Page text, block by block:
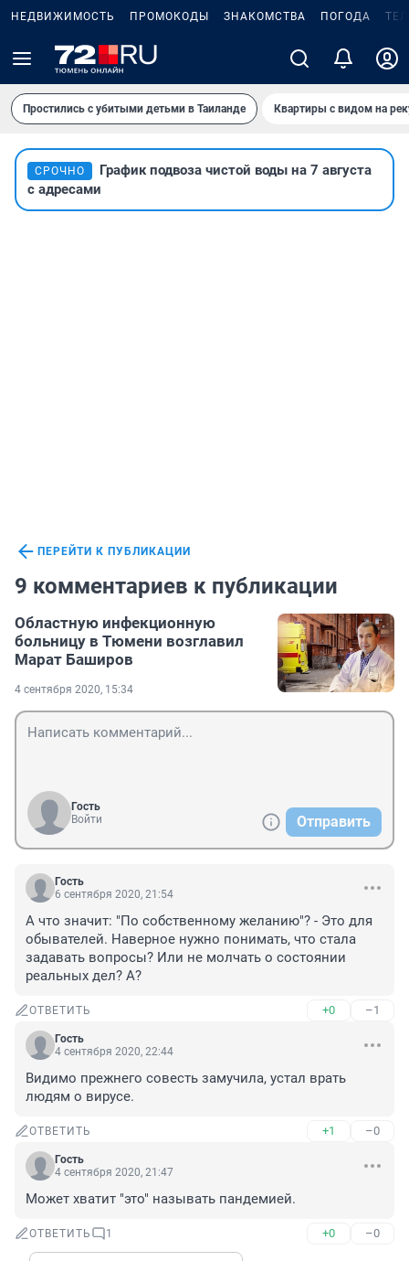
НЕДВИЖИМОСТЬ ПРОМОКОДЫ ЗНАКОМСТВА ПОГОДА
Простились с убитыми детьми в Таиланде Квартиры с видом на
СРОЧНО
График подвоза чистой воды на 7 августа
с адресами
ПЕРЕЙТИ К ПУБЛИКАЦИИ
9 комментариев к публикации
Областную инфекционную
больницу в Тюмени возглавил
Марат Баширов
4 сентября 2020, 15:34
Гость
Войти
Отправить
Гость
6 сентября 2020, 21:54
А что значит: "По собственному желанию"? - Это для
обывателей. Наверное нужно понимать, что стала
задавать вопросы? Или не молчать о состоянии
реальных дел? А?
ОТВЕТИТЬ +0 –1
Гость
4 сентября 2020, 22:44
Видимо прежнего совесть замучила, устал врать
людям о вирусе.
ОТВЕТИТЬ +1 –0
Гость
4 сентября 2020, 21:47
Может хватит "это" называть пандемией.
ОТВЕТИТЬ 1 +0 –0